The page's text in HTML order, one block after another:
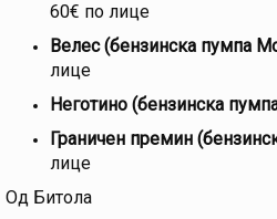
60€ по лице
Велес (бензинска пумпа
лице
Неготино (бензинска
Граничен премин
лице
Од Битола